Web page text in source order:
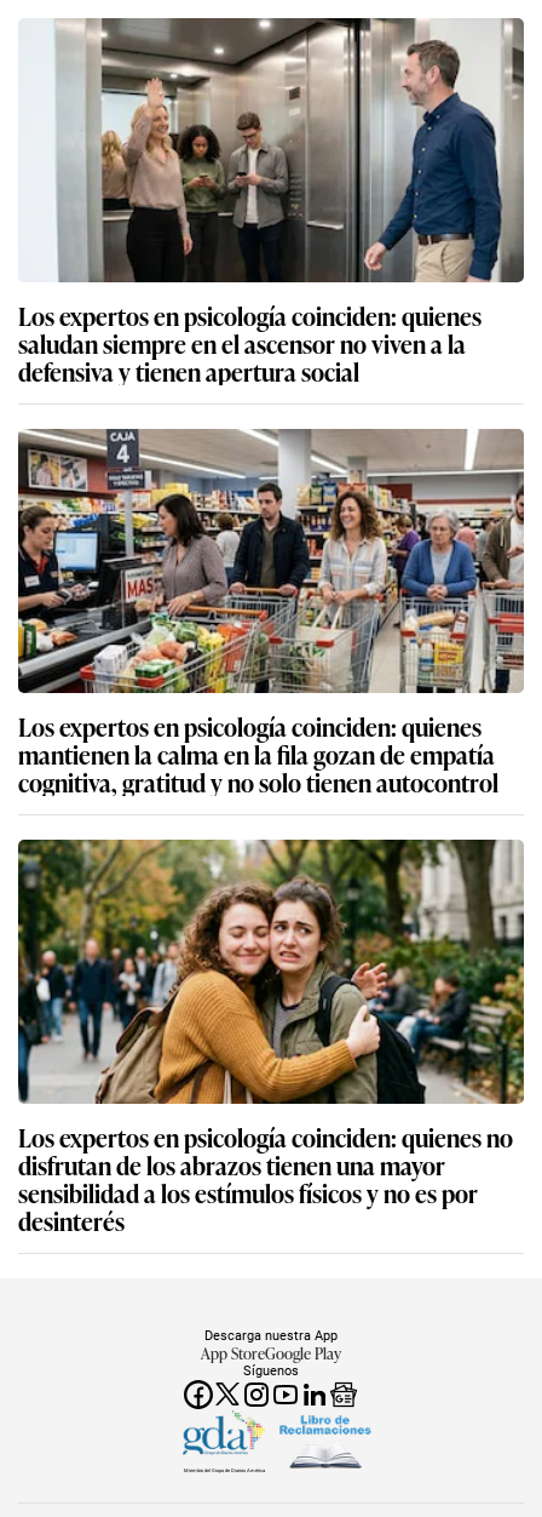
Los expertos en psicología coinciden: quienes
saludan siempre en el ascensor no viven a la
defensiva y tienen apertura social
Los expertos en psicología coinciden: quienes
mantienen la calma en la fila gozan de empatía
cognitiva, gratitud y no solo tienen autocontrol
Los expertos en psicología coinciden: quienes no
disfrutan de los abrazos tienen una mayor
sensibilidad a los estímulos físicos y no es por
desinterés
Síguenos
Descarga nuestra App
App StoreGoogle Play
Miembro del Grupo de Diarios América